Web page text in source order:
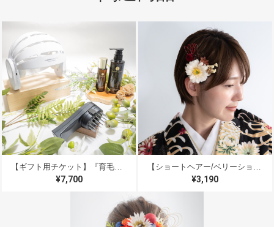
手書きの温かいメッセージをいただき、とても嬉しかっ
たです。届いた商品は、画像で見たものよりもさらに輝
いており、大変満足しています。
お声をお聞かせいただきましてありがとうご
ざいます！レビューに気づかず、ご返信が遅
くなり大変申し訳ありません！ 実物も気に
入っていただけたみたいで、本当に嬉しいで
す＊素敵な晴れの日を過ごされていますよう
に！ ありがとうございました＊
【ギフト用チケット】『育毛促進＆白髪ケア』プレミアムヘッドスパ デジタルギフトチケット 男性へのギフトにもオススメ♪ マイクロスコープ【頭皮診断】＆【育毛促進＆白髪ケア】アーユルヴェーダハーブ美容液塗布 /＆【エステ用美容機器】で浸透 ＆ 【カレントボディ】遠赤外線地肌ケア＆【約15分間のマッサージ】頭・首・肩 ＆ 大切な方へのギフトに＊いつも頑張っている自分自身へのご褒美に＊（プレゼント用デジタルギフトチケット）
¥7,700
【ショートヘアー/ベリーショート髪飾りB】成人式振袖ドライフラワー風髪飾り＆水引き赤/卒業式袴/和装前撮り/結婚式白無垢/色打掛/卒園式の保育士先生/二分の一成人式
¥3,190